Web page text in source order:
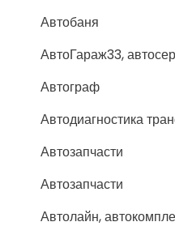
Автобаня
АвтоГараж33,
Автограф
Автодиагностика
Автозапчасти
Автозапчасти
Автолайн,